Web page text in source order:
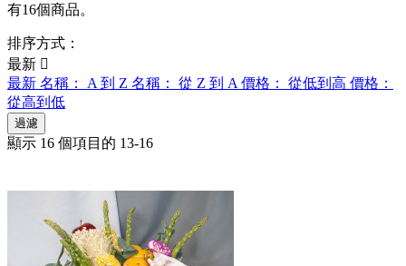
有16個商品。
排序方式：
最新 
最新 名稱： A 到 Z 名稱： 從 Z 到 A 價格： 從低到高 價格：
從高到低
過濾
顯示 16 個項目的 13-16